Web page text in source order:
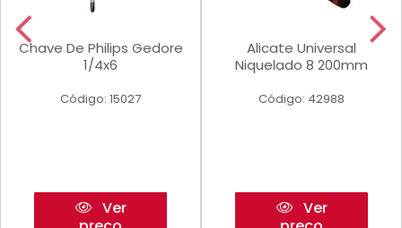
Chave De Philips Gedore
1/4x6
Código: 15027
Ver
Alicate Universal
Niquelado 8 200mm
Código: 42988
Ver